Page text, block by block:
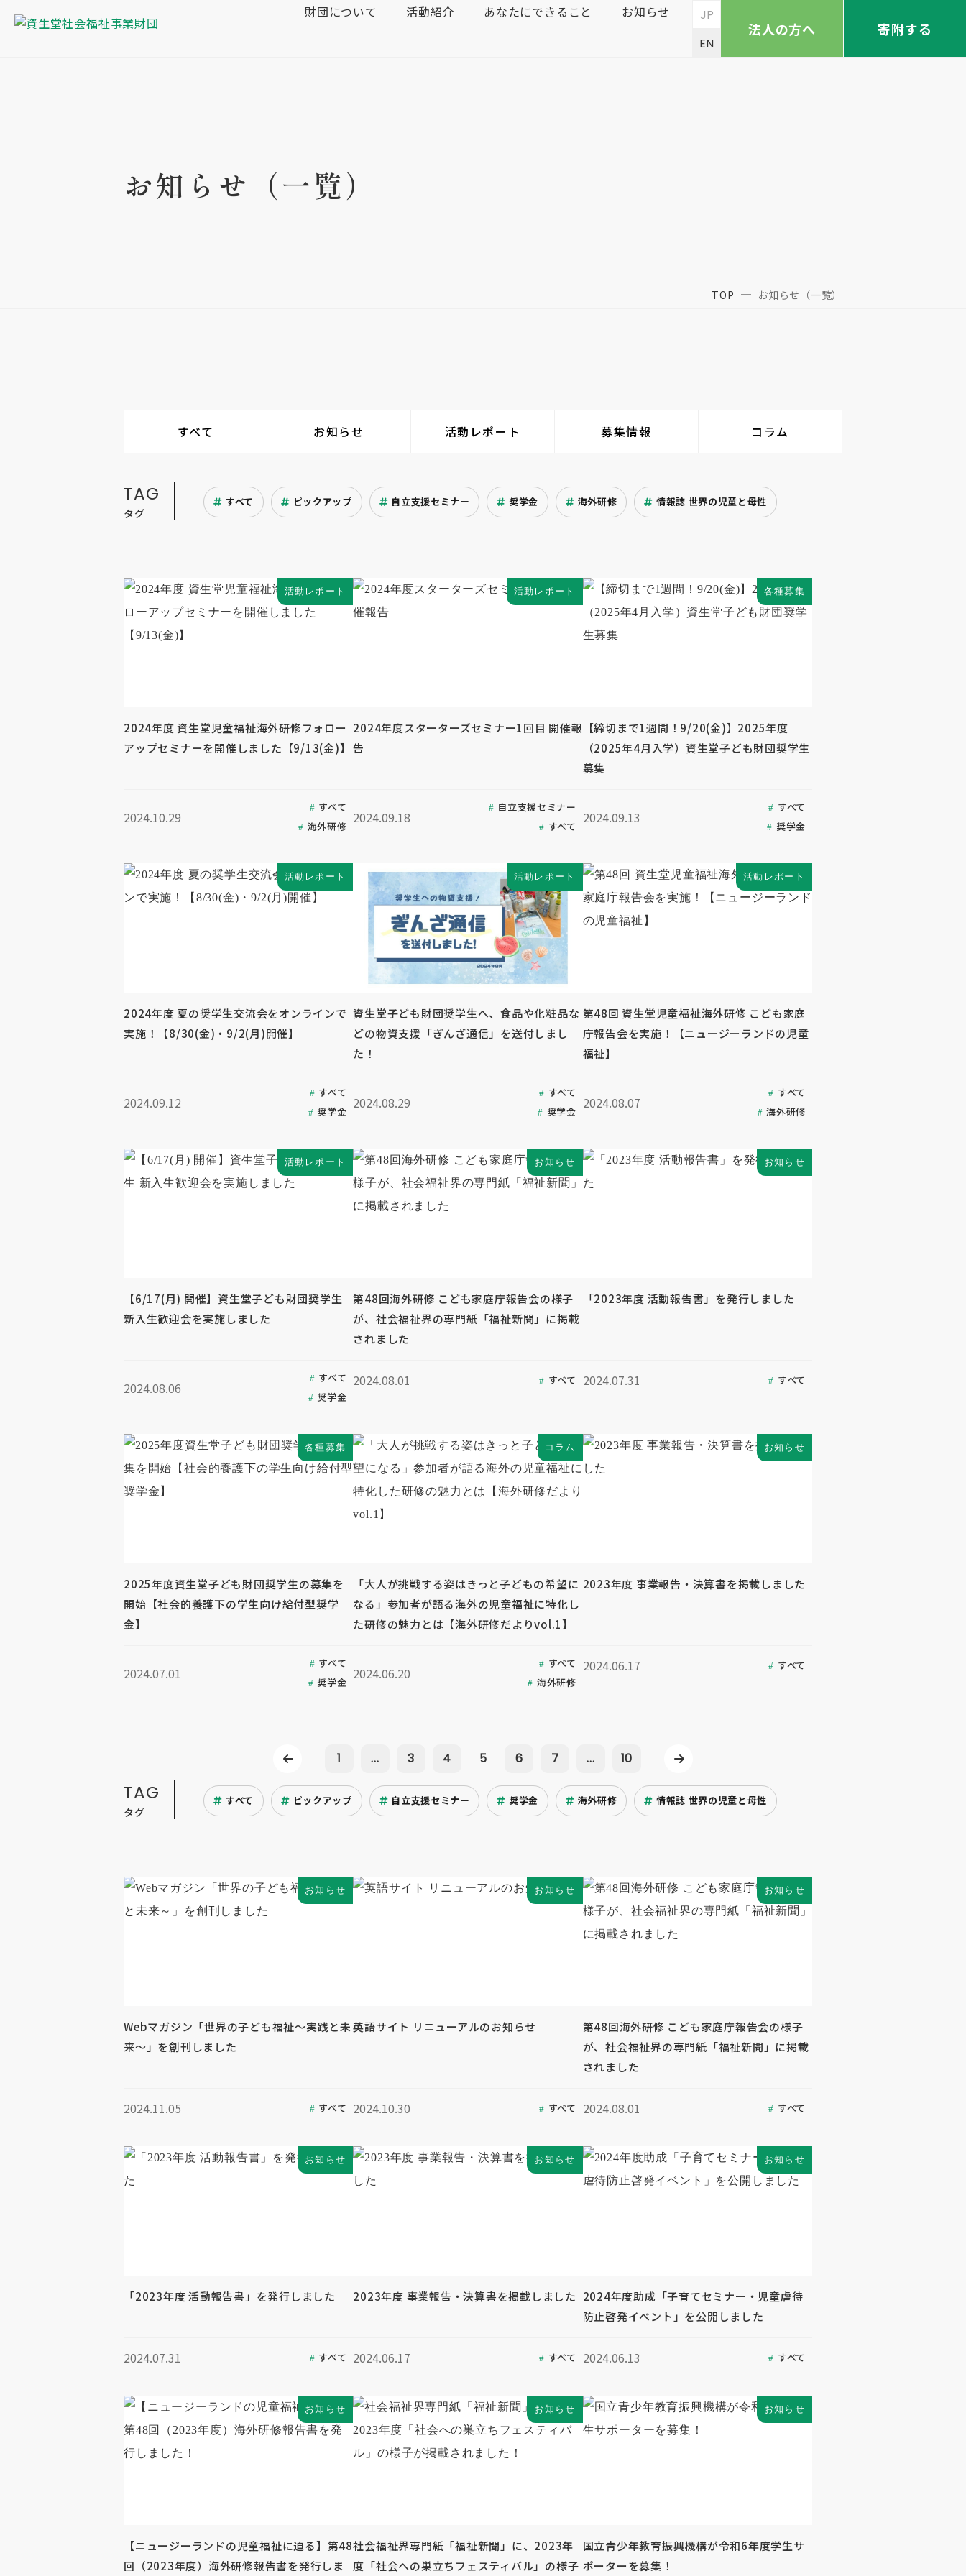
財団について 活動紹介 あなたにできること お知らせ
JP
EN
法人の方へ 寄附する
お知らせ（一覧）
TOP お知らせ（一覧）
すべて お知らせ 活動レポート 募集情報 コラム
TAG
タグ
すべて ピックアップ 自立支援セミナー 奨学金 海外研修 情報誌 世界の児童と母性
活動レポート
2024年度 資生堂児童福祉海外研修フォロー
アップセミナーを開催しました【9/13(金)】
2024.10.29
すべて
海外研修
活動レポート
2024年度スターターズセミナー1回目 開催報
告
2024.09.18
自立支援セミナー
すべて
各種募集
【締切まで1週間！9/20(金)】2025年度
（2025年4月入学）資生堂子ども財団奨学生
募集
2024.09.13
すべて
奨学金
活動レポート
2024年度 夏の奨学生交流会をオンラインで
実施！【8/30(金)・9/2(月)開催】
2024.09.12
すべて
奨学金
活動レポート
資生堂子ども財団奨学生へ、食品や化粧品な
どの物資支援「ぎんざ通信」を送付しまし
た！
2024.08.29
すべて
奨学金
活動レポート
第48回 資生堂児童福祉海外研修 こども家庭
庁報告会を実施！【ニュージーランドの児童
福祉】
2024.08.07
すべて
海外研修
活動レポート
【6/17(月) 開催】資生堂子ども財団奨学生
新入生歓迎会を実施しました
2024.08.06
すべて
奨学金
お知らせ
第48回海外研修 こども家庭庁報告会の様子
が、社会福祉界の専門紙「福祉新聞」に掲載
されました
2024.08.01 すべて
お知らせ
「2023年度 活動報告書」を発行しました
2024.07.31 すべて
各種募集
2025年度資生堂子ども財団奨学生の募集を
開始【社会的養護下の学生向け給付型奨学
金】
2024.07.01
すべて
奨学金
コラム
「大人が挑戦する姿はきっと子どもの希望に
なる」参加者が語る海外の児童福祉に特化し
た研修の魅力とは【海外研修だよりvol.1】
2024.06.20
すべて
海外研修
お知らせ
2023年度 事業報告・決算書を掲載しました
2024.06.17 すべて
1 ... 3 4 5 6 7 ... 10
TAG
タグ
すべて ピックアップ 自立支援セミナー 奨学金 海外研修 情報誌 世界の児童と母性
お知らせ
Webマガジン「世界の子ども福祉～実践と未
来～」を創刊しました
2024.11.05 すべて
お知らせ
英語サイト リニューアルのお知らせ
2024.10.30 すべて
お知らせ
第48回海外研修 こども家庭庁報告会の様子
が、社会福祉界の専門紙「福祉新聞」に掲載
されました
2024.08.01 すべて
お知らせ
「2023年度 活動報告書」を発行しました
2024.07.31 すべて
お知らせ
2023年度 事業報告・決算書を掲載しました
2024.06.17 すべて
お知らせ
2024年度助成「子育てセミナー・児童虐待
防止啓発イベント」を公開しました
2024.06.13 すべて
お知らせ
【ニュージーランドの児童福祉に迫る】第48
回（2023年度）海外研修報告書を発行しま
お知らせ
社会福祉界専門紙「福祉新聞」に、2023年
度「社会への巣立ちフェスティバル」の様子
お知らせ
国立青少年教育振興機構が令和6年度学生サ
ポーターを募集！